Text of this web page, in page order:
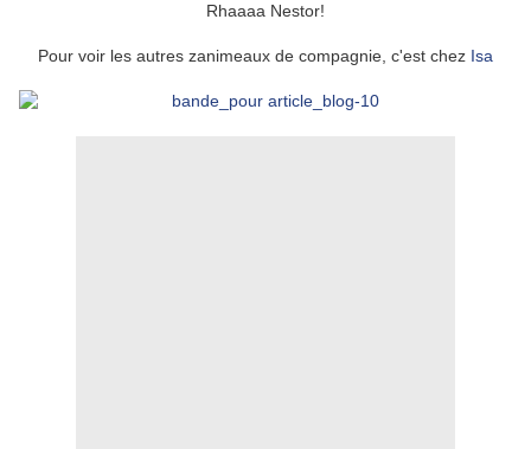
Rhaaaa Nestor!
Pour voir les autres zanimeaux de compagnie, c'est chez Isa